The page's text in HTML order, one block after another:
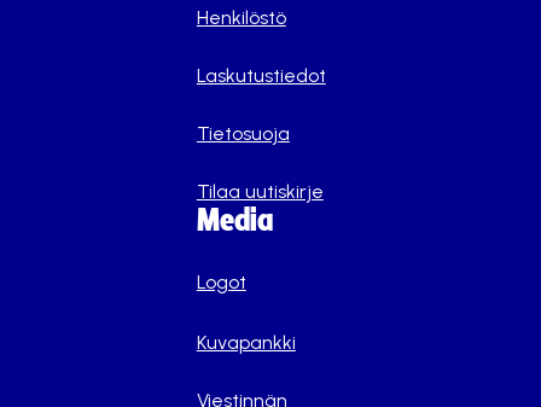
Henkilöstö
Laskutustiedot
Tietosuoja
Tilaa uutiskirje
Media
Logot
Kuvapankki
Viestinnän